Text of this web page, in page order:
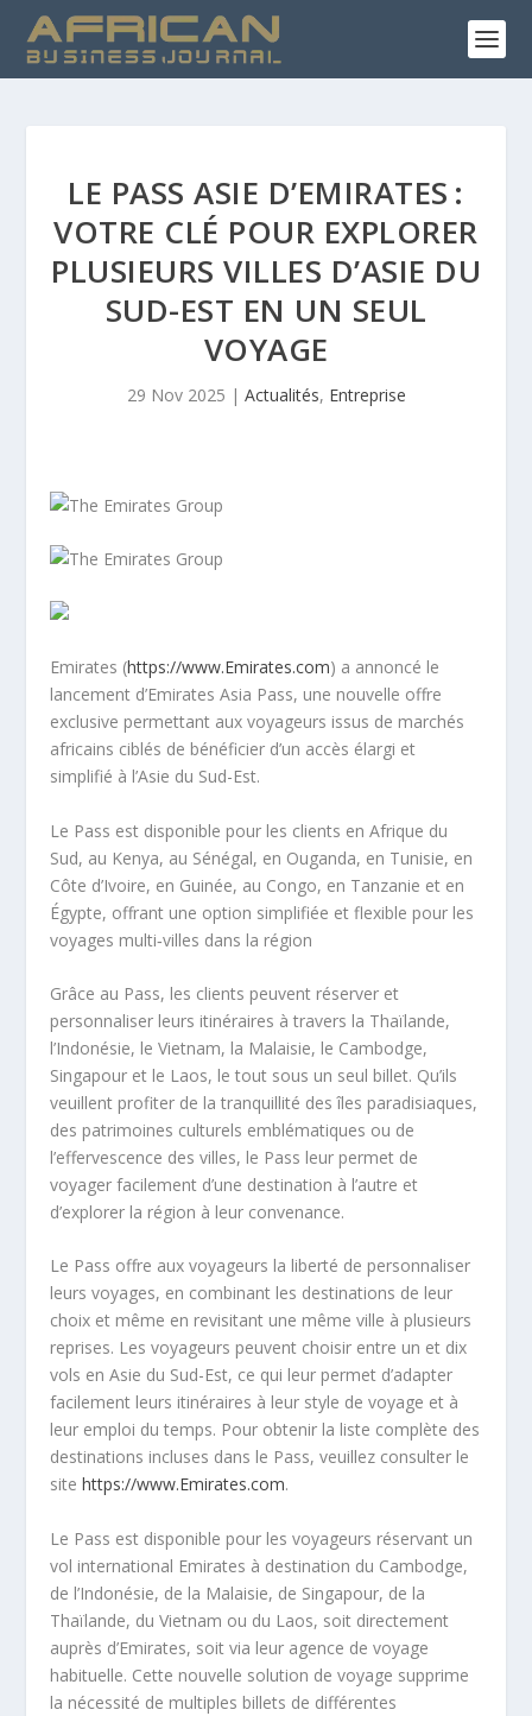
LE PASS ASIE D’EMIRATES :
VOTRE CLÉ POUR EXPLORER
PLUSIEURS VILLES D’ASIE DU
SUD-EST EN UN SEUL
VOYAGE
29 Nov 2025 | Actualités, Entreprise
Emirates (https://www.Emirates.com) a annoncé le
lancement d’Emirates Asia Pass, une nouvelle offre
exclusive permettant aux voyageurs issus de marchés
africains ciblés de bénéficier d’un accès élargi et
simplifié à l’Asie du Sud-Est.
Le Pass est disponible pour les clients en Afrique du
Sud, au Kenya, au Sénégal, en Ouganda, en Tunisie, en
Côte d’Ivoire, en Guinée, au Congo, en Tanzanie et en
Égypte, offrant une option simplifiée et flexible pour les
voyages multi‑villes dans la région
Grâce au Pass, les clients peuvent réserver et
personnaliser leurs itinéraires à travers la Thaïlande,
l’Indonésie, le Vietnam, la Malaisie, le Cambodge,
Singapour et le Laos, le tout sous un seul billet. Qu’ils
veuillent profiter de la tranquillité des îles paradisiaques,
des patrimoines culturels emblématiques ou de
l’effervescence des villes, le Pass leur permet de
voyager facilement d’une destination à l’autre et
d’explorer la région à leur convenance.
Le Pass offre aux voyageurs la liberté de personnaliser
leurs voyages, en combinant les destinations de leur
choix et même en revisitant une même ville à plusieurs
reprises. Les voyageurs peuvent choisir entre un et dix
vols en Asie du Sud-Est, ce qui leur permet d’adapter
facilement leurs itinéraires à leur style de voyage et à
leur emploi du temps. Pour obtenir la liste complète des
destinations incluses dans le Pass, veuillez consulter le
sitehttps://www.Emirates.com.
Le Pass est disponible pour les voyageurs réservant un
vol international Emirates à destination du Cambodge,
de l’Indonésie, de la Malaisie, de Singapour, de la
Thaïlande, du Vietnam ou du Laos, soit directement
auprès d’Emirates, soit via leur agence de voyage
habituelle. Cette nouvelle solution de voyage supprime
la nécessité de multiples billets de différentes